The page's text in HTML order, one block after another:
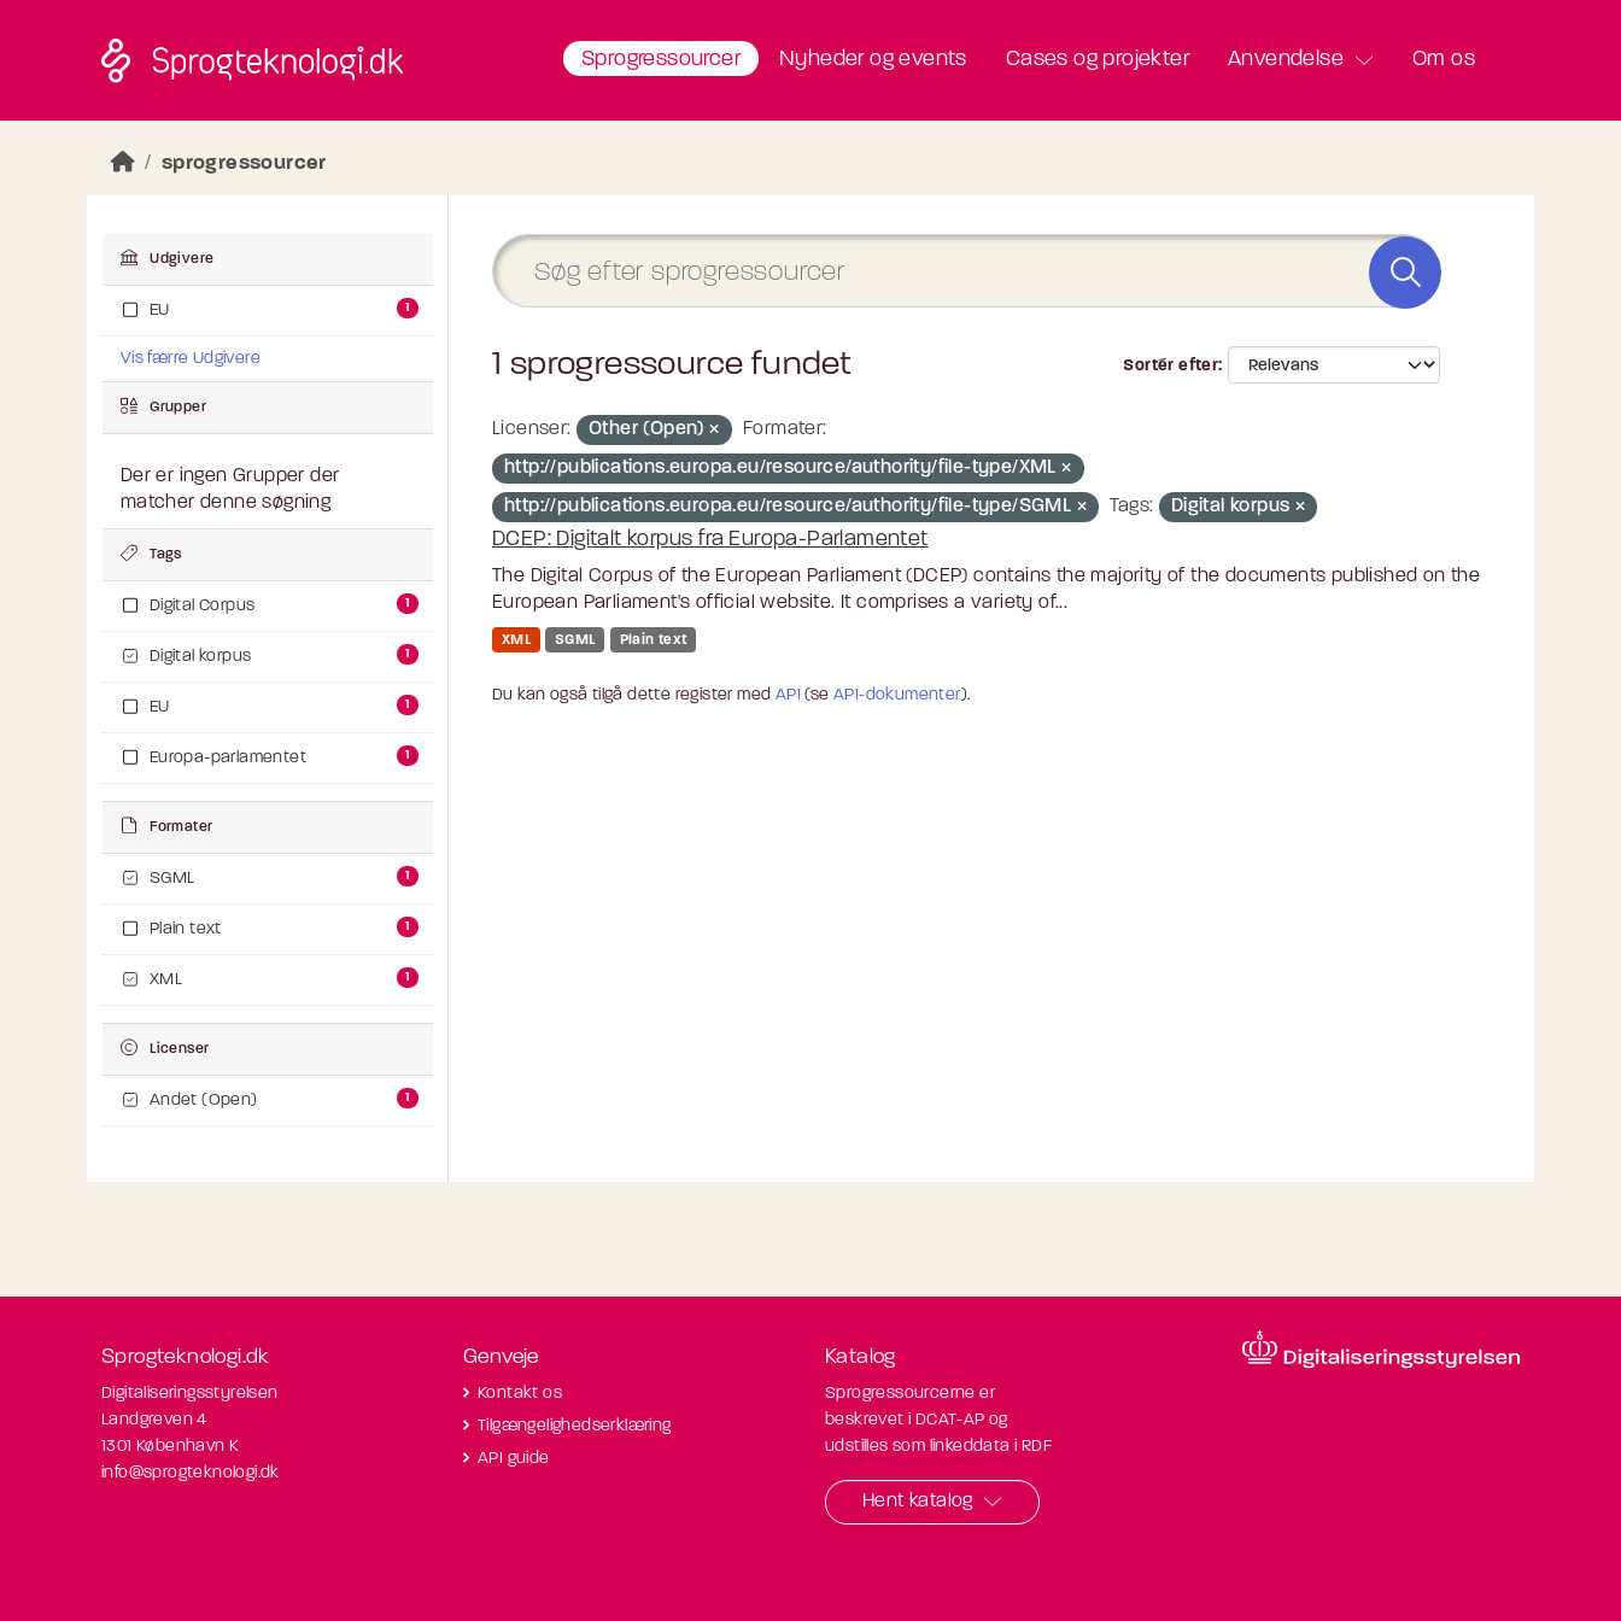
Sprogressourcer Nyheder og events Cases og projekter Anvendelse Om os
sprogressourcer
Udgivere
EU 1
Vis færre Udgivere
Grupper
Der er ingen Grupper der
matcher denne søgning
Tags
Digital Corpus 1
Digital korpus 1
EU 1
Europa-parlamentet 1
Formater
SGML 1
Plain text 1
XML 1
Licenser
Andet (Open) 1
Sortér efter
1 sprogressource fundet
Licenser: Other (Open)
Formater:
http://publications.europa.eu/resource/authority/file-type/XML
http://publications.europa.eu/resource/authority/file-type/SGML
Tags: Digital korpus
DCEP: Digitalt korpus fra Europa-Parlamentet
The Digital Corpus of the European Parliament (DCEP) contains the majority of the documents published on the
European Parliament's official website. It comprises a variety of...
XML SGML Plain text
Du kan også tilgå dette register med API (seAPI-dokumenter).
Sprogteknologi.dk
Digitaliseringsstyrelsen
Landgreven 4
1301 København K
info@sprogteknologi.dk
Genveje
Kontakt os
Tilgængelighedserklæring
API guide
Katalog
Sprogressourcerne er
beskrevet i DCAT-AP og
udstilles som linkeddata i RDF
Hent katalog